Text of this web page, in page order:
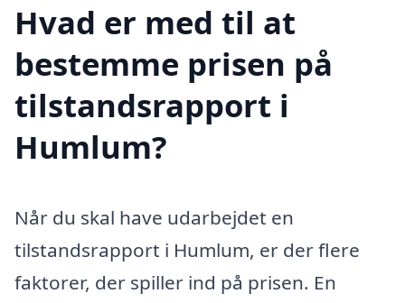
Hvad er med til at
bestemme prisen på
tilstandsrapport i
Humlum?
Når du skal have udarbejdet en
tilstandsrapport i Humlum, er der flere
faktorer, der spiller ind på prisen. En